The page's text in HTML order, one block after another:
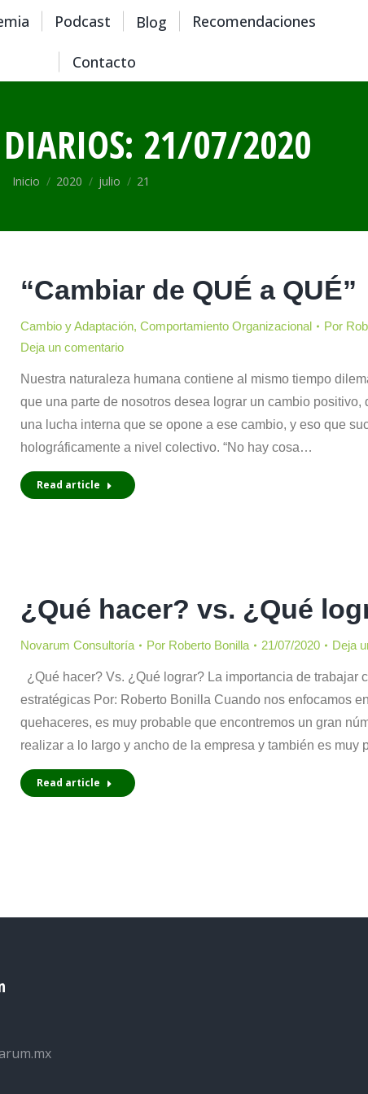
Podcast Blog Recomendaciones
Contacto
21/07/2020
Estás aquí:
Inicio 2020 julio 21
“Cambiar de QUÉ a QUÉ”
Cambio y Adaptación, Comportamiento Organizacional Por
Deja un comentario
Nuestra naturaleza humana contiene al mismo tiempo
que una parte de nosotros desea lograr un cambio positivo,
una lucha interna que se opone a ese cambio, y eso que
holográficamente a nivel colectivo. “No hay cosa…
Read article
¿Qué hacer? vs. ¿Qué
Novarum Consultoría Por Roberto Bonilla 21/07/2020 Deja
¿Qué hacer? Vs. ¿Qué lograr? La importancia de trabajar
estratégicas Por: Roberto Bonilla Cuando nos enfocamos
quehaceres, es muy probable que encontremos un gran
realizar a lo largo y ancho de la empresa y también es muy
Read article